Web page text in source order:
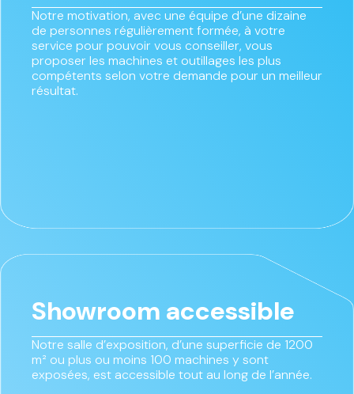
Notre motivation, avec une équipe d’une dizaine
de personnes régulièrement formée, à votre
service pour pouvoir vous conseiller, vous
proposer les machines et outillages les plus
compétents selon votre demande pour un meilleur
résultat.
Showroom accessible
Notre salle d’exposition, d’une superficie de 1200
m² ou plus ou moins 100 machines y sont
exposées, est accessible tout au long de l’année.